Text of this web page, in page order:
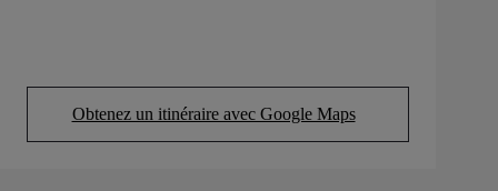
Obtenez un itinéraire avec Google Maps
(Opens in new tab)